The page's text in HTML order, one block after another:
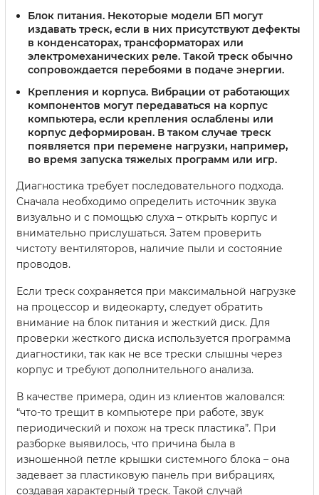
Блок питания. Некоторые модели БП могут
издавать треск, если в них присутствуют дефекты
в конденсаторах, трансформаторах или
электромеханических реле. Такой треск обычно
сопровождается перебоями в подаче энергии.
Крепления и корпуса. Вибрации от работающих
компонентов могут передаваться на корпус
компьютера, если крепления ослаблены или
корпус деформирован. В таком случае треск
появляется при перемене нагрузки, например,
во время запуска тяжелых программ или игр.
Диагностика требует последовательного подхода.
Сначала необходимо определить источник звука
визуально и с помощью слуха – открыть корпус и
внимательно прислушаться. Затем проверить
чистоту вентиляторов, наличие пыли и состояние
проводов.
Если треск сохраняется при максимальной нагрузке
на процессор и видеокарту, следует обратить
внимание на блок питания и жесткий диск. Для
проверки жесткого диска используется программа
диагностики, так как не все трески слышны через
корпус и требуют дополнительного анализа.
В качестве примера, один из клиентов жаловался:
“что-то трещит в компьютере при работе, звук
периодический и похож на треск пластика”. При
разборке выявилось, что причина была в
изношенной петле крышки системного блока – она
задевает за пластиковую панель при вибрациях,
создавая характерный треск. Такой случай